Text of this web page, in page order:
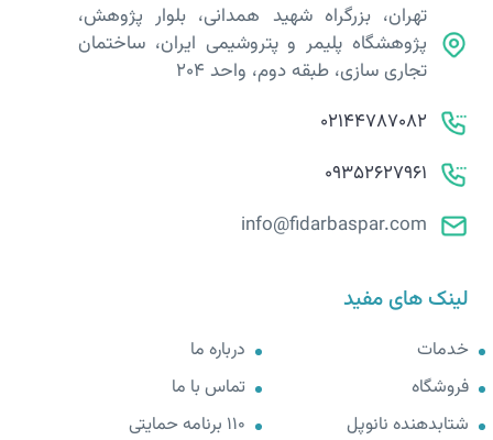
تهران، بزرگراه شهید همدانی، بلوار پژوهش،
پژوهشگاه پلیمر و پتروشیمی ایران، ساختمان
تجاری سازی، طبقه دوم، واحد 204
02144787082
09352627961
info@fidarbaspar.com
لینک های مفید
خدمات
فروشگاه
شتابدهنده نانوپل
درباره ما
تماس با ما
110 برنامه حمایتی